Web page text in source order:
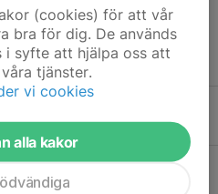
(cookies) för att vår
bra för dig. De används
i syfte att hjälpa oss att
tjänster.
vi cookies
alla kakor